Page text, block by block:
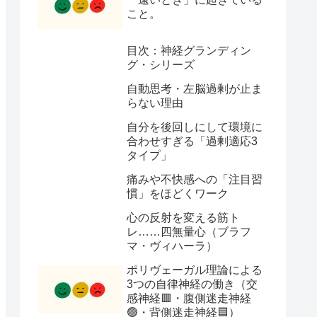
こと。
目次：神経グランディン
グ・シリーズ
自動思考・左脳過剰が止ま
らない理由
自分を後回しにして環境に
合わせすぎる「過剰適応3
タイプ」
痛みや不快感への「注目習
慣」をほどくワーク
心の反射を変える筋ト
レ……四無量心（ブラフ
マ・ヴィハーラ）
ポリヴェーガル理論による
3つの自律神経の働き（交
感神経🟥・腹側迷走神経
🟢・背側迷走神経🟦）